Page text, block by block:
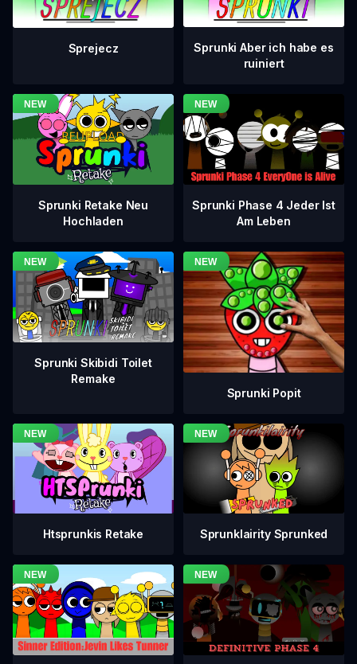
Sprejecz
Sprunki Aber ich habe es
ruiniert
Sprunki Retake Neu
Hochladen
Sprunki Phase 4 Jeder Ist
Am Leben
Sprunki Skibidi Toilet
Remake
Sprunki Popit
Htsprunkis Retake Sprunklairity Sprunked